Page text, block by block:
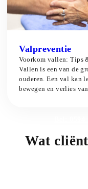
Valpreventie
Voorkom vallen: Tips
Vallen is een van de
ouderen. Een val kan
bewegen en verlies
Wat